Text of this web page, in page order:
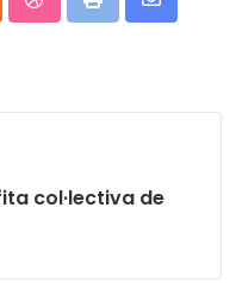
StumbleUpon
Print
Share
col·lectiva de